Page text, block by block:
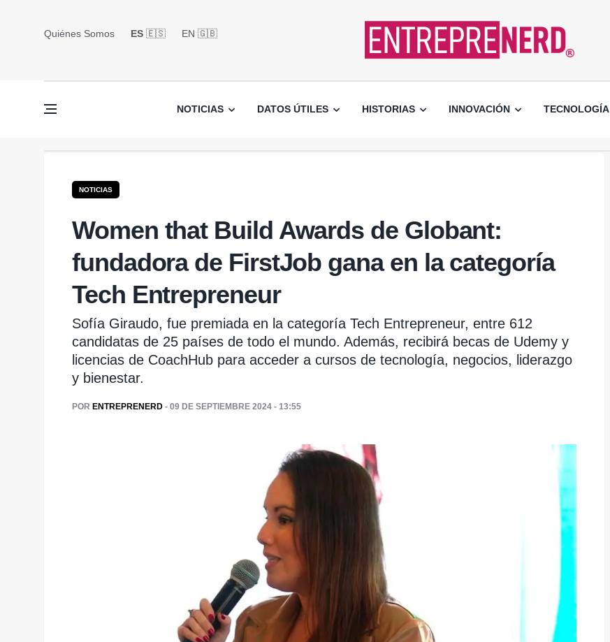
Quiénes Somos ES 🇪🇸 EN 🇬🇧󠁢󠁥󠁮󠁧󠁿
NOTICIAS DATOS ÚTILES HISTORIAS INNOVACIÓN TECNOLOGÍA
NOTICIAS
Women that Build Awards de Globant:
fundadora de FirstJob gana en la categoría
Tech Entrepreneur
Sofía Giraudo, fue premiada en la categoría Tech Entrepreneur, entre 612
candidatas de 25 países de todo el mundo. Además, recibirá becas de Udemy y
licencias de CoachHub para acceder a cursos de tecnología, negocios, liderazgo
y bienestar.
POR ENTREPRENERD - 09 DE SEPTIEMBRE 2024 - 13:55